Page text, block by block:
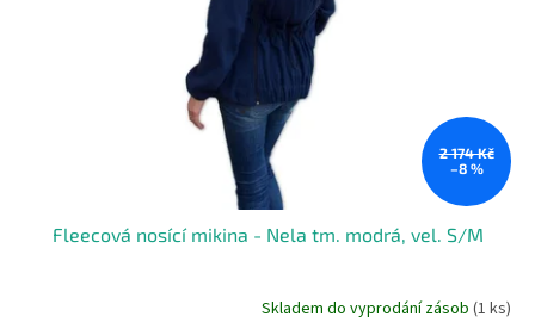
2 174 Kč
–8 %
Fleecová nosící mikina - Nela tm. modrá, vel. S/M
Skladem do vyprodání zásob (1 ks)